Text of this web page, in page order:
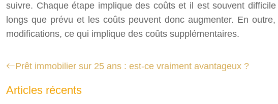
suivre. Chaque étape implique des coûts et il est souvent
longs que prévu et les coûts peuvent donc augmenter. En
modifications, ce qui implique des coûts supplémentaires.
Prêt immobilier sur 25 ans : est-ce vraiment avantageux ?
Articles récents